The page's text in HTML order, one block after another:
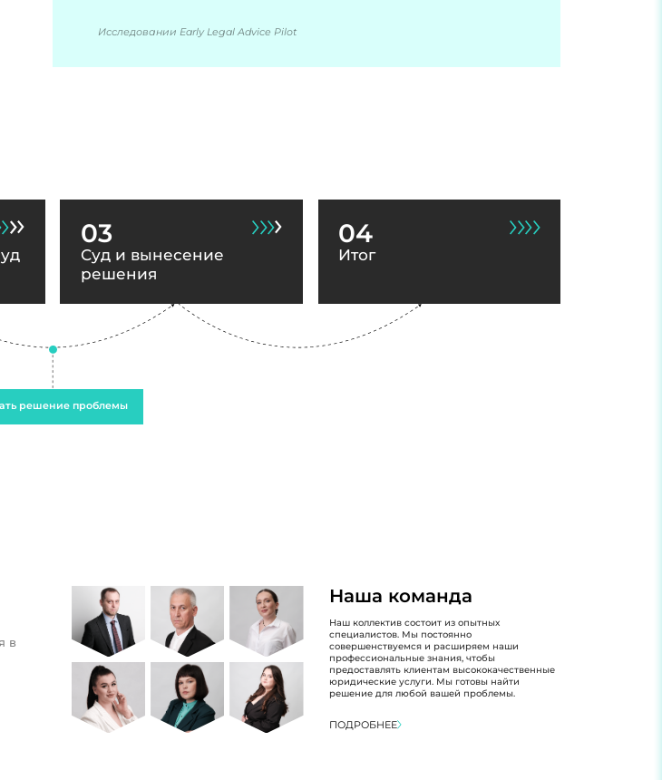
Исследовании Early Legal Advice Pilot
03
Суд и вынесение
решения
04
Итог
решение проблемы
в
Наша команда
Наш коллектив состоит из опытных
специалистов. Мы постоянно
совершенствуемся и расширяем наши
профессиональные знания, чтобы
предоставлять клиентам высококачественные
юридические услуги. Мы готовы найти
решение для любой вашей проблемы.
ПОДРОБНЕЕ